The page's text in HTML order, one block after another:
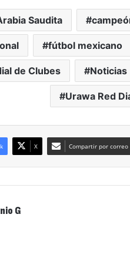
Saudita
fútbol mexicano
de Clubes Noticias
Urawa Red
X Compartir por
G